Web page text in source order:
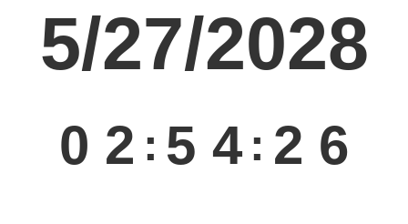
5/27/2028
0 2 : 5 4 : 2 6